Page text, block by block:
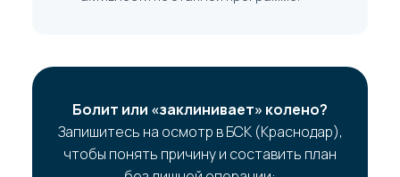
Болит или «заклинивает» колено?
Запишитесь на осмотр в БСК (Краснодар),
чтобы понять причину и составить план